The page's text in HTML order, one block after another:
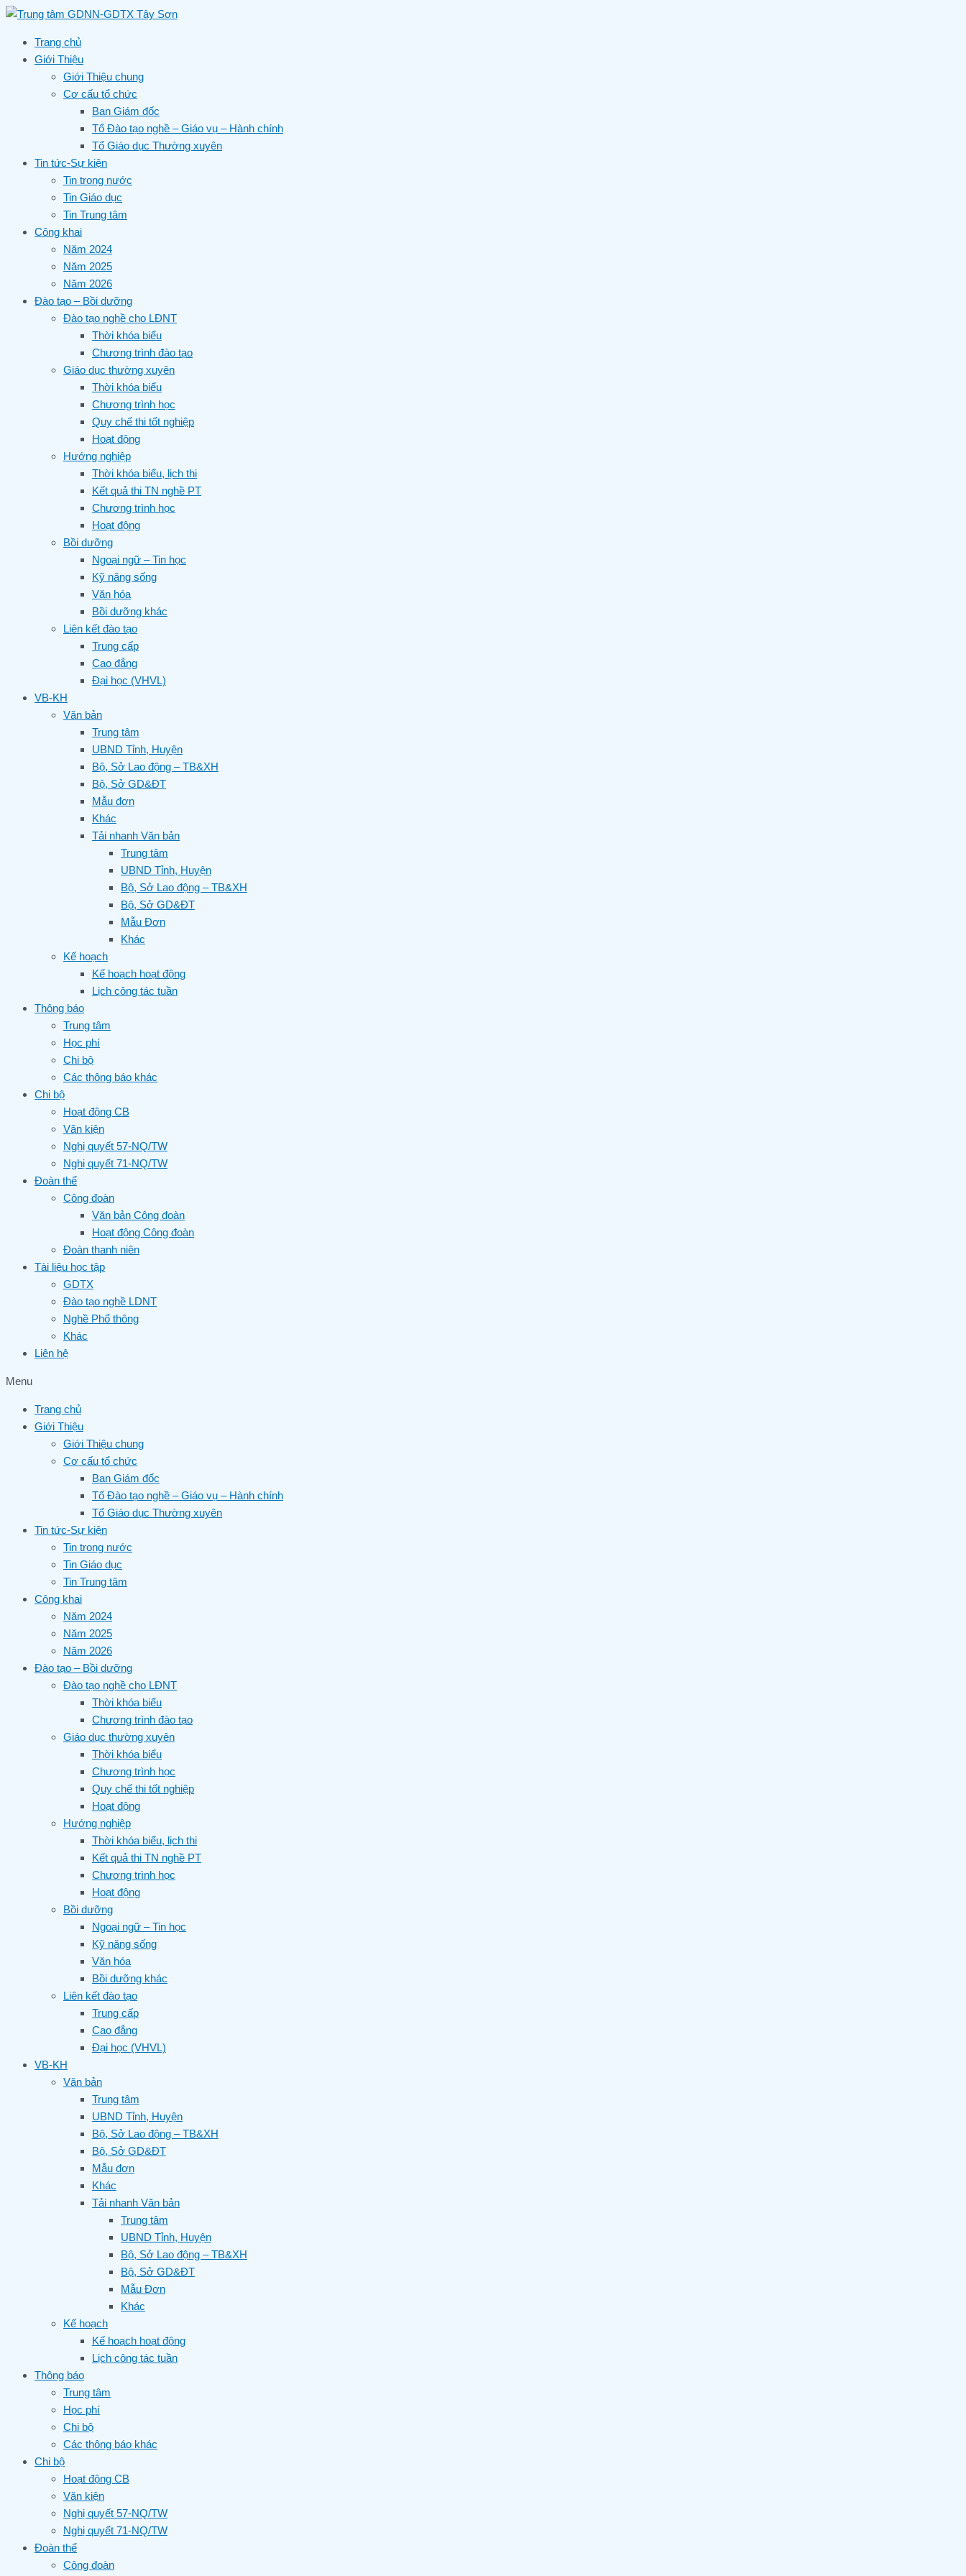
Skip
contentTrang chủ
Giới Thiệu
Giới Thiệu chung
Cơ cấu tổ chức
Ban Giám đốc
Tổ Đào tạo nghề – Giáo vụ – Hành chính
Tổ Giáo dục Thường xuyên
Tin tức-Sự kiện
Tin trong nước
Tin Giáo dục
Tin Trung tâm
Công khai
Năm 2024
Năm 2025
Năm 2026
Đào tạo – Bồi dưỡng
Đào tạo nghề cho LĐNT
Thời khóa biểu
Chương trình đào tạo
Giáo dục thường xuyên
Thời khóa biểu
Chương trình học
Quy chế thi tốt nghiệp
Hoạt động
Hướng nghiệp
Thời khóa biểu, lịch thi
Kết quả thi TN nghề PT
Chương trình học
Hoạt động
Bồi dưỡng
Ngoại ngữ – Tin học
Kỹ năng sống
Văn hóa
Bồi dưỡng khác
Liên kết đào tạo
Trung cấp
Cao đẳng
Đại học (VHVL)
VB-KH
Văn bản
Trung tâm
UBND Tỉnh, Huyện
Bộ, Sở Lao động – TB&XH
Bộ, Sở GD&ĐT
Mẫu đơn
Khác
Tải nhanh Văn bản
Trung tâm
UBND Tỉnh, Huyện
Bộ, Sở Lao động – TB&XH
Bộ, Sở GD&ĐT
Mẫu Đơn
Khác
Kế hoạch
Kế hoạch hoạt động
Lịch công tác tuần
Thông báo
Trung tâm
Học phí
Chi bộ
Các thông báo khác
Chi bộ
Hoạt động CB
Văn kiện
Nghị quyết 57-NQ/TW
Nghị quyết 71-NQ/TW
Đoàn thể
Công đoàn
Văn bản Công đoàn
Hoạt động Công đoàn
Đoàn thanh niên
Tài liệu học tập
GDTX
Đào tạo nghề LDNT
Nghề Phổ thông
Khác
Liên hệ
Menu
Trang chủ
Giới Thiệu
Giới Thiệu chung
Cơ cấu tổ chức
Ban Giám đốc
Tổ Đào tạo nghề – Giáo vụ – Hành chính
Tổ Giáo dục Thường xuyên
Tin tức-Sự kiện
Tin trong nước
Tin Giáo dục
Tin Trung tâm
Công khai
Năm 2024
Năm 2025
Năm 2026
Đào tạo – Bồi dưỡng
Đào tạo nghề cho LĐNT
Thời khóa biểu
Chương trình đào tạo
Giáo dục thường xuyên
Thời khóa biểu
Chương trình học
Quy chế thi tốt nghiệp
Hoạt động
Hướng nghiệp
Thời khóa biểu, lịch thi
Kết quả thi TN nghề PT
Chương trình học
Hoạt động
Bồi dưỡng
Ngoại ngữ – Tin học
Kỹ năng sống
Văn hóa
Bồi dưỡng khác
Liên kết đào tạo
Trung cấp
Cao đẳng
Đại học (VHVL)
VB-KH
Văn bản
Trung tâm
UBND Tỉnh, Huyện
Bộ, Sở Lao động – TB&XH
Bộ, Sở GD&ĐT
Mẫu đơn
Khác
Tải nhanh Văn bản
Trung tâm
UBND Tỉnh, Huyện
Bộ, Sở Lao động – TB&XH
Bộ, Sở GD&ĐT
Mẫu Đơn
Khác
Kế hoạch
Kế hoạch hoạt động
Lịch công tác tuần
Thông báo
Trung tâm
Học phí
Chi bộ
Các thông báo khác
Chi bộ
Hoạt động CB
Văn kiện
Nghị quyết 57-NQ/TW
Nghị quyết 71-NQ/TW
Đoàn thể
Công đoàn